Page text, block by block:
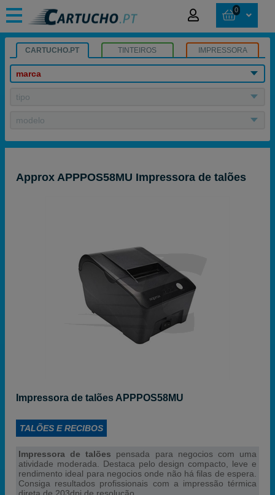
0
CARTUCHO.PT TINTEIROS IMPRESSORA
marca
tipo
modelo
Approx APPPOS58MU Impressora de talões
Impressora de talões APPPOS58MU
TALÕES E RECIBOS
Impressora de talões pensada para negocios com uma
atividade moderada. Destaca pelo design compacto, leve e
rendimento ideal para negocios onde não há filas de espera.
Consiga resultados profissionais com a impressão térmica